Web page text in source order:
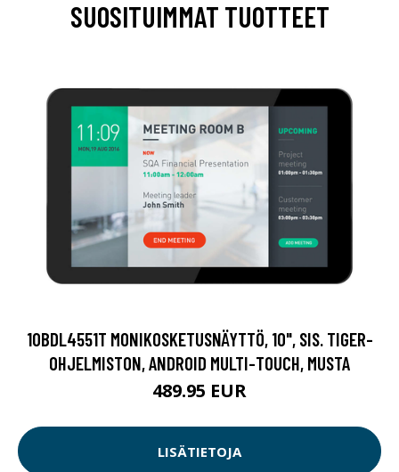
SUOSITUIMMAT TUOTTEET
10BDL4551T MONIKOSKETUSNÄYTTÖ, 10", SIS. TIGER-
OHJELMISTON, ANDROID MULTI-TOUCH, MUSTA
489.95 EUR
LISÄTIETOJA